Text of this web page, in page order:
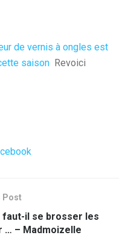
de vernis à ongles est
saison Revoici
Post
faut-il se brosser les
… – Madmoizelle